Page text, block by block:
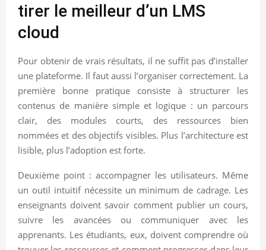
tirer le meilleur d’un LMS
cloud
Pour obtenir de vrais résultats, il ne suffit pas d’installer
une plateforme. Il faut aussi l’organiser correctement. La
première bonne pratique consiste à structurer les
contenus de manière simple et logique : un parcours
clair, des modules courts, des ressources bien
nommées et des objectifs visibles. Plus l’architecture est
lisible, plus l’adoption est forte.
Deuxième point : accompagner les utilisateurs. Même
un outil intuitif nécessite un minimum de cadrage. Les
enseignants doivent savoir comment publier un cours,
suivre les avancées ou communiquer avec les
apprenants. Les étudiants, eux, doivent comprendre où